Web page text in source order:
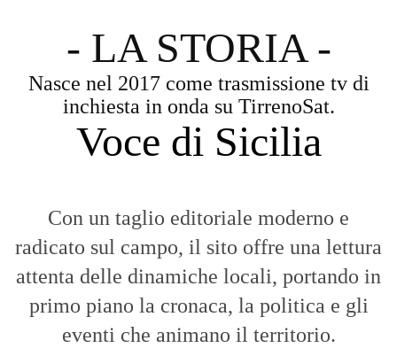
- LA STORIA -
Nasce nel 2017 come trasmissione tv di
inchiesta in onda su TirrenoSat.
Voce di Sicilia
Con un taglio editoriale moderno e
radicato sul campo, il sito offre una lettura
attenta delle dinamiche locali, portando in
primo piano la cronaca, la politica e gli
eventi che animano il territorio.